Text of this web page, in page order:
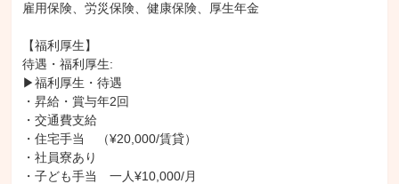
雇用保険、労災保険、健康保険、厚生年金
【福利厚生】
待遇・福利厚生:
▶福利厚生・待遇
・昇給・賞与年2回
・交通費支給
・住宅手当　（¥20,000/賃貸）
・社員寮あり
・子ども手当　一人¥10,000/月